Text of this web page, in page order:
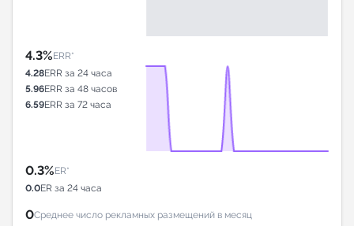
4.3%ERR*
4.28ERR за 24 часа
5.96ERR за 48 часов
6.59ERR за 72 часа
0.3%ER*
0.0ER за 24 часа
0Среднее число рекламных размещений в месяц